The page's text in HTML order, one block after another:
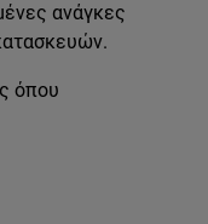
ανάγκες
όπου